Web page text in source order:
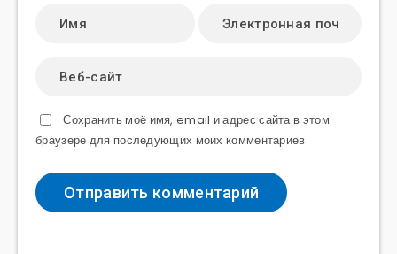
Сохранить моё имя, email и адрес сайта в этом
браузере для последующих моих комментариев.